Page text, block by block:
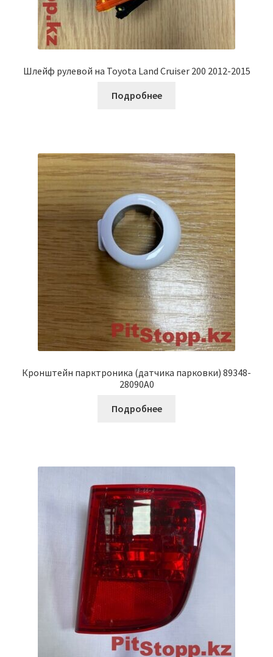
Шлейф рулевой на Toyota Land Cruiser 200 2012-2015
Подробнее
Кронштейн парктроника (датчика парковки) 89348-
28090A0
Подробнее